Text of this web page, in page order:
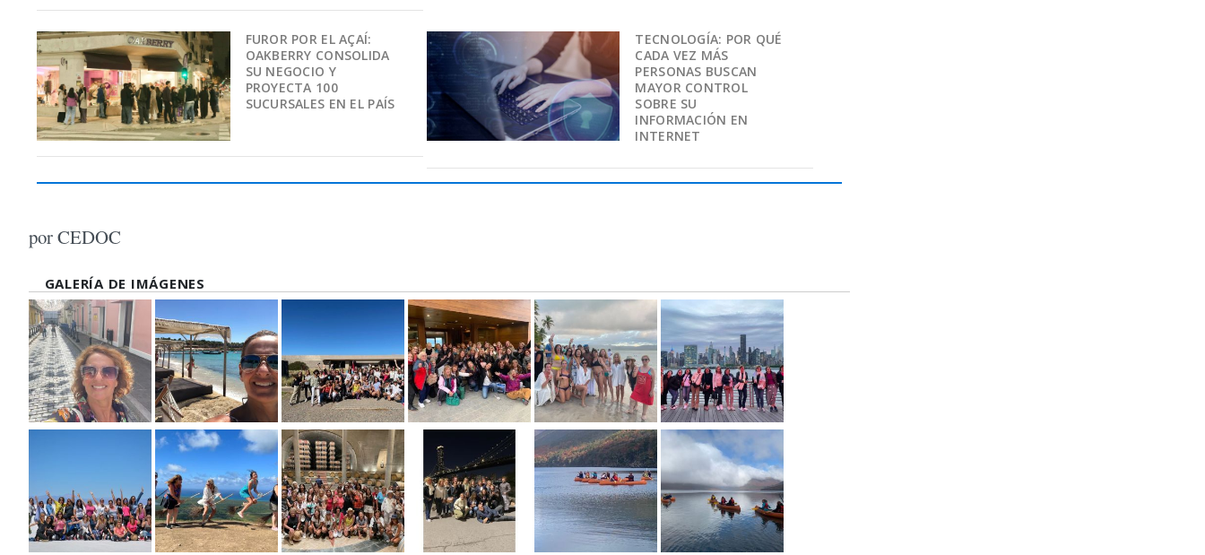
FUROR POR EL AÇAÍ:
OAKBERRY CONSOLIDA
SU NEGOCIO Y
PROYECTA 100
SUCURSALES EN EL PAÍS
TECNOLOGÍA: POR QUÉ
CADA VEZ MÁS
PERSONAS BUSCAN
MAYOR CONTROL
SOBRE SU
INFORMACIÓN EN
INTERNET
por CEDOC
GALERÍA DE IMÁGENES